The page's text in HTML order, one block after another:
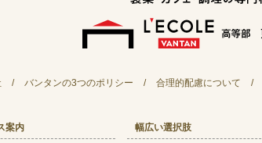
/ バンタンの3つのポリシー / 合理的配慮について /
案内 幅広い選択肢